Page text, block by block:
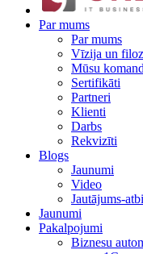
Par mums
Par mums
Vīzija un
Mūsu
Sertifikāti
Partneri
Klienti
Darbs
Rekvizīti
Blogs
Jaunumi
Video
Jautājums-
Jaunumi
Pakalpojumi
Biznesu